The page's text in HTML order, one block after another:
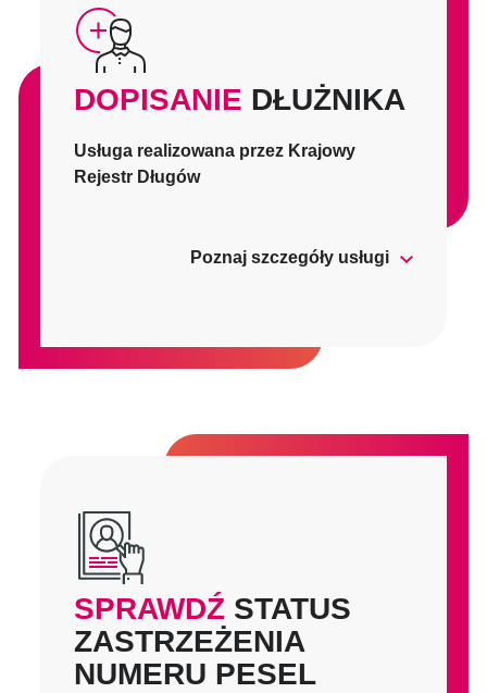
DOPISANIE DŁUŻNIKA
Usługa realizowana przez Krajowy
Rejestr Długów
Poznaj szczegóły usługi
SPRAWDŹ STATUS
ZASTRZEŻENIA
NUMERU PESEL